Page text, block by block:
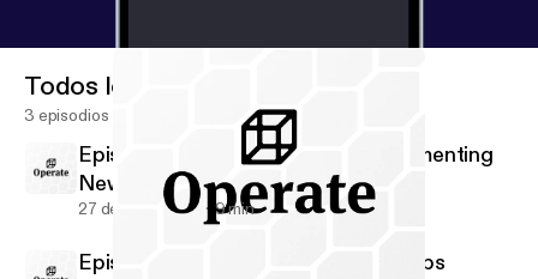
Todos los episodios
3 episodios
Episode 3: Design Systems & Implementing
New Workflows
27 de jul de 2018 9 min
Episode 2: Introduction to DesignOps